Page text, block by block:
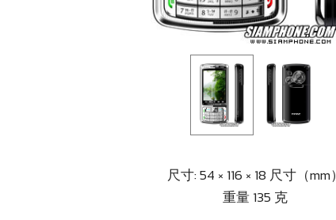
尺寸: 54 × 116 × 18 尺寸（mm）
重量 135 克